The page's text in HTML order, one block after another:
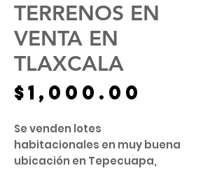
TERRENOS EN
VENTA EN
TLAXCALA
$1,000.00
Se venden lotes
habitacionales en muy buena
ubicación en Tepecuapa,